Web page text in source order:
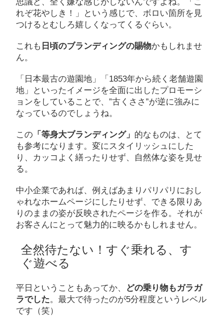
れぞ花やしき！」という感じで、ボロい箇所を見
つけるとむしろ嬉しくなってくるぐらい。
これも 日頃のブランディングの賜物かもしれませ
ん。
「日本最古の遊園地」「1853年から続く老舗遊園
地」といったイメージを全面に出したプロモーシ
ョンをしていることで、”古くささ”が逆に強みに
なっているのでしょうね。
この 「等身大ブランディング」 的なものは、とて
も参考になります。変にスタイリッシュにした
り、カッコよく繕ったりせず、自然体な姿を見せ
る。
中小企業であれば、例えばあまりパリパリにおし
ゃれなホームページにしたりせず、できる限りあ
りのままの姿が反映されたページを作る。それが
お客さんにとって魅力的に映るかもしれません。
全然待たない！すぐ乗れる、す
ぐ遊べる
平日ということもあってか、 どの乗り物もガラガ
ラでした。最大で待ったのが5分程度というレベル
です（笑）